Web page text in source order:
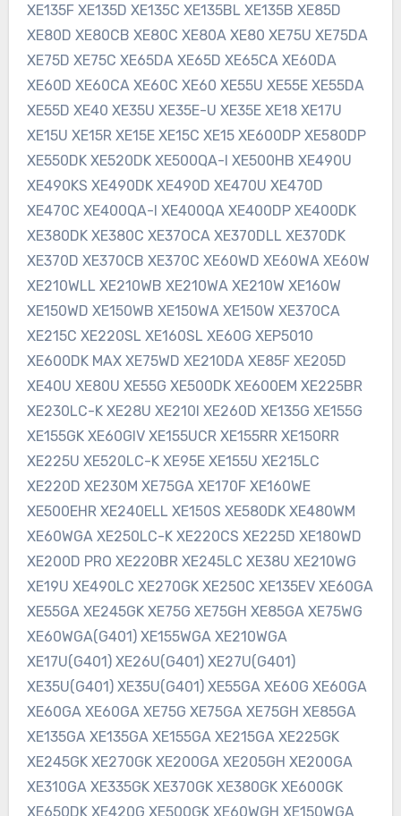
XE135F XE135D XE135C XE135BL XE135B XE85D
XE80D XE80CB XE80C XE80A XE80 XE75U XE75DA
XE75D XE75C XE65DA XE65D XE65CA XE60DA
XE60D XE60CA XE60C XE60 XE55U XE55E XE55DA
XE55D XE40 XE35U XE35E-U XE35E XE18 XE17U
XE15U XE15R XE15E XE15C XE15 XE600DP XE580DP
XE550DK XE520DK XE500QA-I XE500HB XE490U
XE490KS XE490DK XE490D XE470U XE470D
XE470C XE400QA-I XE400QA XE400DP XE400DK
XE380DK XE380C XE37OCA XE370DLL XE370DK
XE370D XE370CB XE370C XE60WD XE60WA XE60W
XE210WLL XE210WB XE210WA XE210W XE160W
XE150WD XE150WB XE150WA XE150W XE370CA
XE215C XE220SL XE160SL XE60G XEP5010
XE600DK MAX XE75WD XE210DA XE85F XE205D
XE40U XE80U XE55G XE500DK XE600EM XE225BR
XE230LC-K XE28U XE210I XE260D XE135G XE155G
XE155GK XE60GIV XE155UCR XE155RR XE150RR
XE225U XE520LC-K XE95E XE155U XE215LC
XE220D XE230M XE75GA XE170F XE160WE
XE500EHR XE240ELL XE150S XE580DK XE480WM
XE60WGA XE250LC-K XE220CS XE225D XE180WD
XE200D PRO XE220BR XE245LC XE38U XE210WG
XE19U XE490LC XE270GK XE250C XE135EV XE60GA
XE55GA XE245GK XE75G XE75GH XE85GA XE75WG
XE60WGA(G401) XE155WGA XE210WGA
XE17U(G401) XE26U(G401) XE27U(G401)
XE35U(G401) XE35U(G401) XE55GA XE60G XE60GA
XE60GA XE60GA XE75G XE75GA XE75GH XE85GA
XE135GA XE135GA XE155GA XE215GA XE225GK
XE245GK XE270GK XE200GA XE205GH XE200GA
XE310GA XE335GK XE370GK XE380GK XE600GK
XE650DK XE420G XE500GK XE60WGH XE150WGA